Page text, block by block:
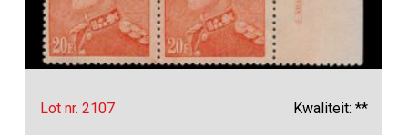
Lot nr. 2107 Kwaliteit: **